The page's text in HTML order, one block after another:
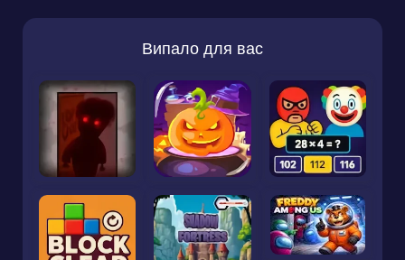
Випало для вас